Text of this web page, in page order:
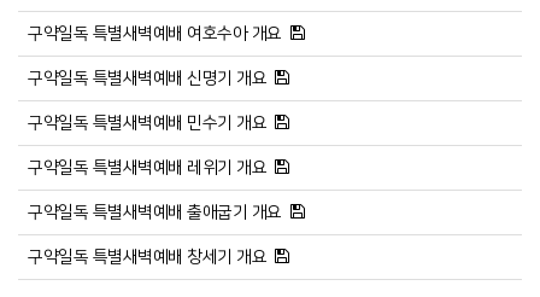
구약일독 특별새벽예배 여호수아 개요
구약일독 특별새벽예배 신명기 개요
구약일독 특별새벽예배 민수기 개요
구약일독 특별새벽예배 레위기 개요
구약일독 특별새벽예배 출애굽기 개요
구약일독 특별새벽예배 창세기 개요